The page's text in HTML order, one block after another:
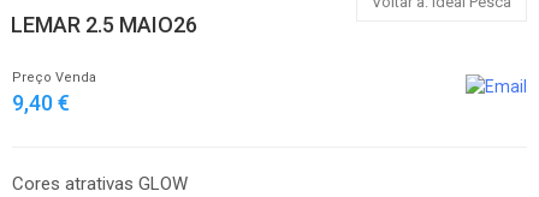
LEMAR 2.5 MAIO26
Preço Venda
9,40 €
Cores atrativas GLOW